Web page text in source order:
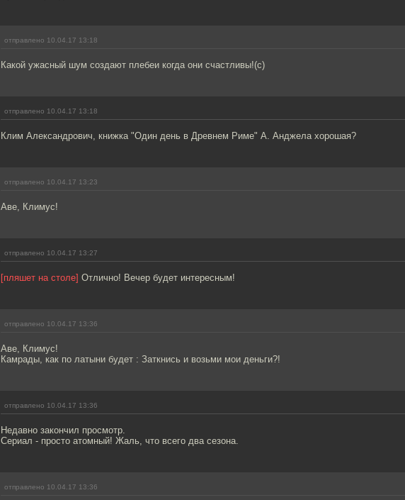
отправлено 10.04.17 13:18
Какой ужасный шум создают плебеи когда они счастливы!(с)
отправлено 10.04.17 13:18
Клим Александрович, книжка "Один день в Древнем Риме" А. Анджела хорошая?
отправлено 10.04.17 13:23
Аве, Климус!
отправлено 10.04.17 13:27
[пляшет на столе] Отлично! Вечер будет интересным!
отправлено 10.04.17 13:36
Аве, Климус!
Камрады, как по латыни будет : Заткнись и возьми мои деньги?!
отправлено 10.04.17 13:36
Недавно закончил просмотр.
Сериал - просто атомный! Жаль, что всего два сезона.
отправлено 10.04.17 13:36